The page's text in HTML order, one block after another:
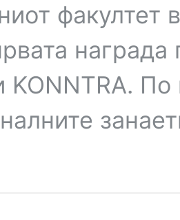
факултет
KONNTRA.